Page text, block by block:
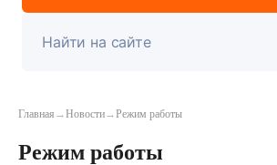
Главная →Новости→Режим работы
Режим работы